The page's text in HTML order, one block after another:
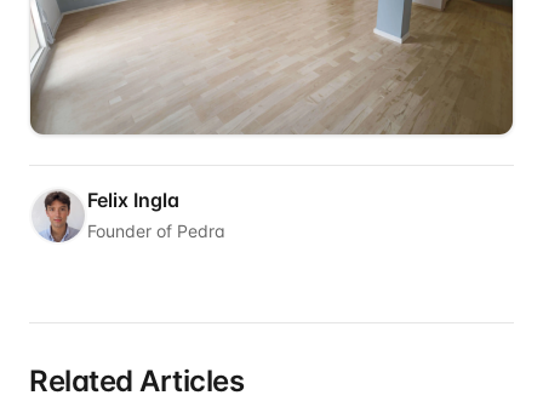
Felix Ingla
Founder of Pedra
Related Articles